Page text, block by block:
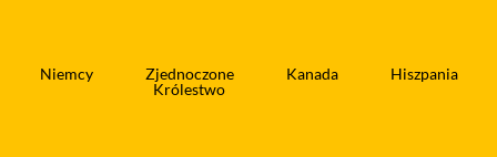
Niemcy
Zjednoczone
Królestwo
Kanada Hiszpania